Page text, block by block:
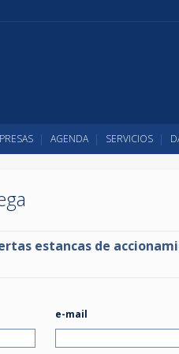
AGENDA SERVICIOS
estancas de
e-mail